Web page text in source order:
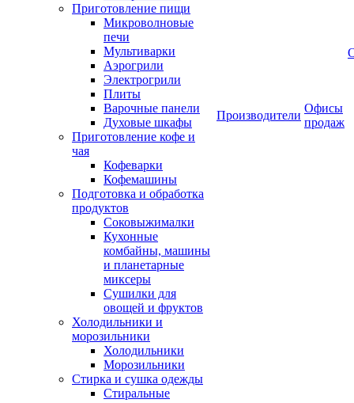
Приготовление пищи
Микроволновые
печи
Мультиварки
Аэрогрили
Электрогрили
Плиты
Варочные панели
Духовые шкафы
Приготовление кофе и
чая
Кофеварки
Кофемашины
Подготовка и обработка
продуктов
Соковыжималки
Кухонные
комбайны, машины
и планетарные
миксеры
Сушилки для
овощей и фруктов
Холодильники и
морозильники
Холодильники
Морозильники
Стирка и сушка одежды
Стиральные
Производители
Офисы
продаж